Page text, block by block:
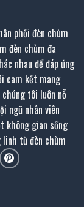
phối đèn chùm
đèn chùm đa
nhau để đáp ứng
cam kết mang
tôi luôn nỗ
ngũ nhân viên
không gian sống
từ đèn chùm